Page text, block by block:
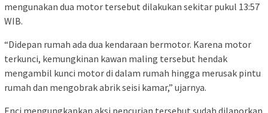
mengunakan dua motor tersebut dilakukan sekitar pukul 13:57
WIB.
“Didepan rumah ada dua kendaraan bermotor. Karena motor
terkunci, kemungkinan kawan maling tersebut hendak
mengambil kunci motor di dalam rumah hingga merusak pintu
rumah dan mengobrak abrik seisi kamar,” ujarnya.